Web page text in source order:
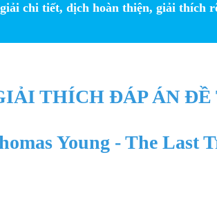
chi tiết, dịch hoàn thiện, giải thích
THÍCH ĐÁP ÁN
Young - The Last